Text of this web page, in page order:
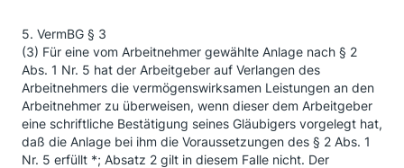
5. VermBG § 3
(3) Für eine vom Arbeitnehmer gewählte Anlage nach § 2
Abs. 1 Nr. 5 hat der Arbeitgeber auf Verlangen des
Arbeitnehmers die vermögenswirksamen Leistungen an den
Arbeitnehmer zu überweisen, wenn dieser dem Arbeitgeber
eine schriftliche Bestätigung seines Gläubigers vorgelegt hat,
daß die Anlage bei ihm die Voraussetzungen des § 2 Abs. 1
Nr. 5 erfüllt *; Absatz 2 gilt in diesem Falle nicht. Der